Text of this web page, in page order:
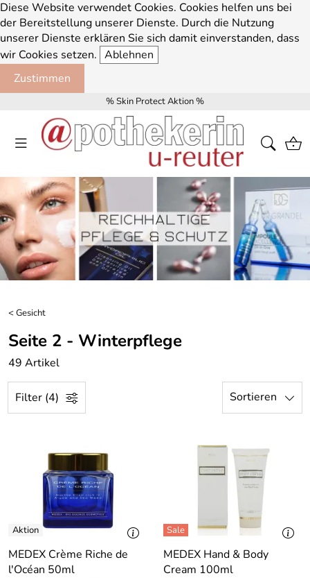
Diese Website verwendet Cookies. Cookies helfen uns bei
der Bereitstellung unserer Dienste. Durch die Nutzung
unserer Dienste erklären Sie sich damit einverstanden, dass
wir Cookies setzen. Ablehnen
Zustimmen
% Skin Protect Aktion %
<Gesicht
Seite 2 - Winterpflege
49 Artikel
Filter (4) Sortieren
MEDEX Crème Riche de
l′Océan 50ml
MEDEX Hand & Body
Cream 100ml